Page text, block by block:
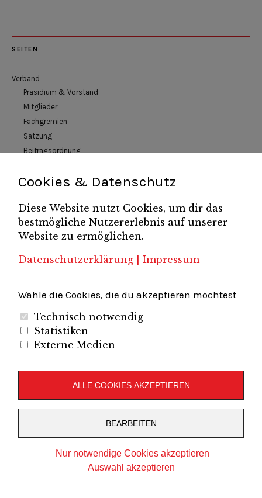
SEITEN
Verband
Präsidium & Vorstand
Mitglieder
Fachgremien
Satzung
Beitragsordnung
Verbandsbezirke
News
Newsletter
Presse
Projekte
Angebote
Downloads
Cookies & Datenschutz
Diese Website nutzt Cookies, um dir das
bestmögliche Nutzererlebnis auf unserer
Website zu ermöglichen.
Datenschutzerklärung
Impressum
Wähle die Cookies, die du akzeptieren möchtest
Technisch notwendig
Statistiken
Externe Medien
ALLE COOKIES AKZEPTIEREN
BEARBEITEN
Nur notwendige Cookies akzeptieren
Auswahl akzeptieren